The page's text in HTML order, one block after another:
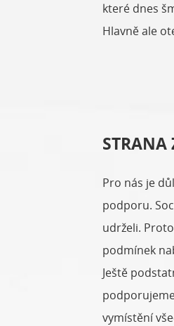
které dnes
Hlavně ale
STRANA
Pro nás je
podporu.
udrželi.
podmínek
Ještě
vymístění